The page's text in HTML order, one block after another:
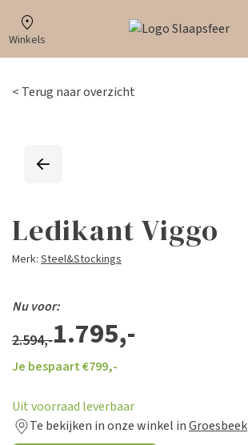
Winkels
< Terug naar overzicht
Ledikant Viggo
Merk: Steel&Stockings
Nu voor:
2.594,-1.795,-
Je bespaart €799,-
Uit voorraad leverbaar
Te bekijken in onze winkel inGroesbeek